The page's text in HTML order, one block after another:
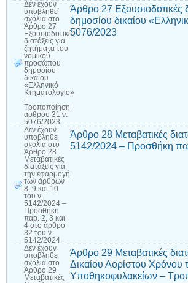
Δεν έχουν
υποβληθεί
σχόλια στο
Άρθρο 27
Εξουσιοδοτικές
διατάξεις για
ζητήματα του
νομικού
προσώπου
δημοσίου
δικαίου
«Ελληνικό
Κτηματολόγιο»
–
Τροποποίηση
άρθρου 31 ν.
5076/2023
Άρθρο 27 Εξουσιοδοτικές
δημοσίου δικαίου
5076/2023
Δεν έχουν
υποβληθεί
σχόλια στο
Άρθρο 28
Μεταβατικές
διατάξεις για
την εφαρμογή
των άρθρων
8, 9 και 10
του ν.
5142/2024 –
Προσθήκη
παρ. 2, 3 και
4 στο άρθρο
32 του ν.
5142/2024
Άρθρο 28 Μεταβατικές
5142/2024 – Προσθήκη
Δεν έχουν
υποβληθεί
σχόλια στο
Άρθρο 29
Μεταβατικές
Άρθρο 29 Μεταβατικές
Δικαίου Αορίστου Χρόνου
Υποθηκοφυλακείων –